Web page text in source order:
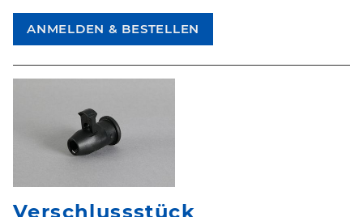
Verschlussstück